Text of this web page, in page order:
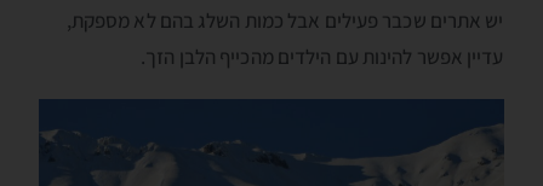
יש אתרים שכבר פעילים אבל כמות השלג בהם לא מספקת,
עדיין אפשר להינות עם הילדים מהכייף הלבן הזך.